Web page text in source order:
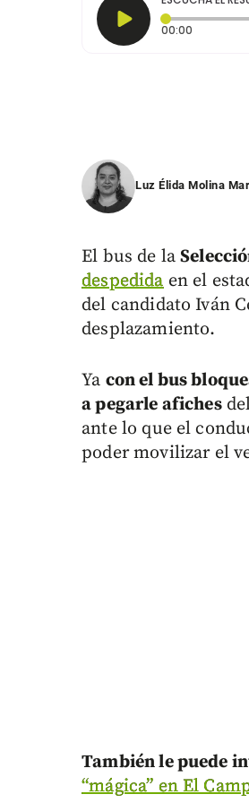
00:00
Luz Élida Molina
El bus de la
despedidaen el
del candidato Iván
desplazamiento.
Ya con el bus
a pegarle afiches
ante lo que el
poder movilizar el
También le puede
“mágica” en El